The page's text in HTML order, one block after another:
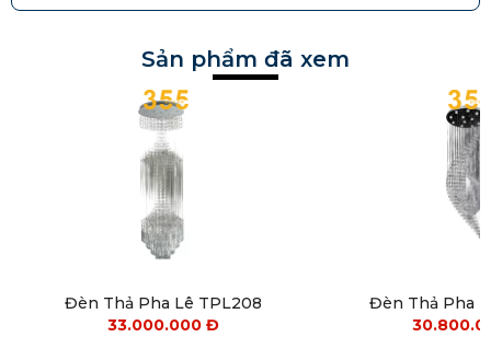
Sản phẩm đã xem
Đèn Thả Pha Lê TPL208
33.000.000Đ
Đèn Thả Pha